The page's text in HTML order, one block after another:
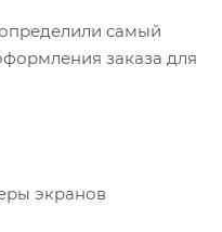
самый
заказа для
экранов